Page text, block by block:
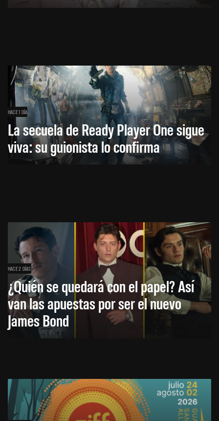
HACE 1 DÍA
La secuela de Ready Player One sigue
viva: su guionista lo confirma
HACE 2 DÍAS
¿Quién se quedará con el papel? Así
van las apuestas por ser el nuevo
James Bond